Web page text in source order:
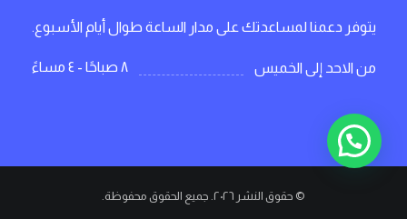
يتوفر دعمنا لمساعدتك على مدار الساعة طوال أيام الأسبوع.
من الاحد إلى الخميس ٨ صباحًا - ٤ مساءً
© حقوق النشر ٢٠٢٦. جميع الحقوق محفوظة.